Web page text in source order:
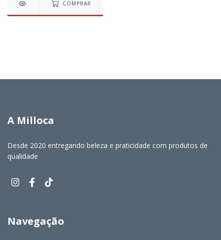
COMPRAR
A Milloca
Desde 2020 entregando beleza e praticidade com produtos de
qualidade
Navegação